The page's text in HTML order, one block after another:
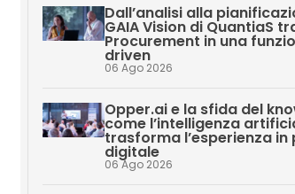
Dall’analisi alla
GAIA Vision di QuantiaS
Procurement in una
driven
06 Ago 2026
Opper.ai e la sfida del
come l’intelligenza
trasforma l’esperienza
digitale
06 Ago 2026